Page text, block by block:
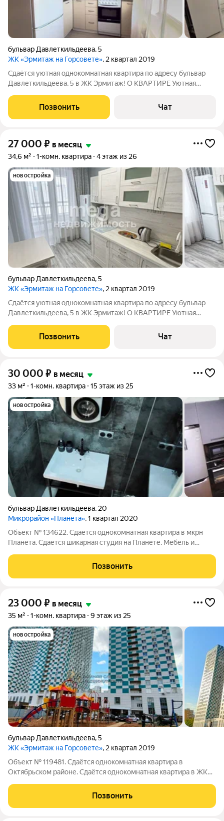
бульвар Давлеткильдеева,5
ЖК «Эрмитаж на Горсовете», 2 квартал 2019
Сдаётся уютная однокомнатная квартира по адресу бульвар
Давлеткильдеева, 5 в ЖК Эрмитаж! О КВАРТИРЕ Уютная
мебель и техника Всё в отличном состоянии, готово к
заселению ИНФРАСТРУКТУРА
Позвонить Чат
27 000 ₽ в месяц
34,6 м² 1-комн. квартира 4 этаж из 26
новостройка
бульвар Давлеткильдеева,5
ЖК «Эрмитаж на Горсовете», 2 квартал 2019
Сдаётся уютная однокомнатная квартира по адресу бульвар
Давлеткильдеева, 5 в ЖК Эрмитаж! О КВАРТИРЕ Уютная
мебель и техника. Отсутствует духовой шкаф! Всё в отличном
состоянии ИНФРАСТРУКТУРА
Позвонить Чат
30 000 ₽ в месяц
33 м² 1-комн. квартира 15 этаж из 25
новостройка
бульвар Давлеткильдеева, 20
Микрорайон «Планета», 1 квартал 2020
Объект № 134622. Сдается однокомнатная квартира в мкрн
Планета. Сдается шикарная студия на Планете. Мебель и
Позвонить
23 000 ₽ в месяц
35 м² 1-комн. квартира 9 этаж из 25
новостройка
бульвар Давлеткильдеева,5
ЖК «Эрмитаж на Горсовете», 2 квартал 2019
Объект № 119481. Сдаётся однокомнатная квартира в
Октябрьском районе. Сдаётся однокомнатная квартира в ЖК
комфортного проживания.Позвонить